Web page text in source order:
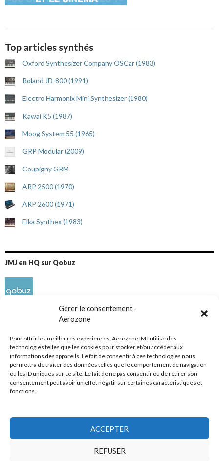
Gérer le consentement -
Aerozone
Pour offrir les meilleures expériences, AerozoneJMJ utilise des
technologies telles que les cookies pour stocker et/ou accéder aux
informations des appareils. Le fait de consentir à ces technologies nous
permettra de traiter des données telles que le comportement de navigation
ou les ID uniques sur ce site. Le fait de ne pas consentir ou de retirer son
consentement peut avoir un effet négatif sur certaines caractéristiques et
fonctions.
ACCEPTER
REFUSER
Top articles synthés
Oxford Synthesizer Company OSCar (1983)
Roland JD-800 (1991)
Electro Harmonix Mini Synthesizer (1980)
Kawai K5 (1987)
Moog System 55 (1965)
GRP Modular (2009)
Coupigny GRM
ARP 2500 (1970)
ARP 2600 (1971)
Elka Synthex (1983)
JMJ en HQ sur Qobuz
Réseaux sociaux
© Mars 2006-Août 2026